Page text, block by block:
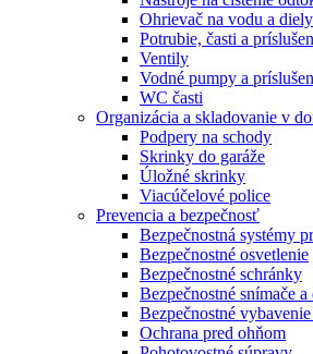
Ohrievač na vodu a diely
Potrubie, časti a
Ventily
Vodné pumpy a
WC časti
Organizácia a skladovanie v
Podpery na schody
Skrinky do garáže
Úložné skrinky
Viacúčelové police
Prevencia a bezpečnosť
Bezpečnostná systémy
Bezpečnostné osvetlenie
Bezpečnostné schránky
Bezpečnostné snímače
Bezpečnostné
Ochrana pred ohňom